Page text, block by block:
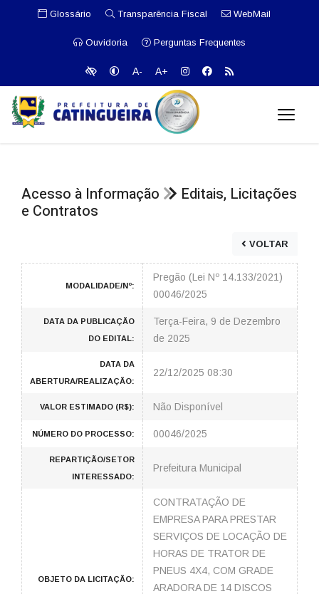
Glossário Transparência Fiscal WebMail
Ouvidoria Perguntas Frequentes
A- A+
Acesso à Informação
Editais, Licitações
e Contratos
VOLTAR
MODALIDADE/Nº:
Pregão (Lei Nº 14.133/2021)
00046/2025
DATA DA PUBLICAÇÃO
DO EDITAL:
Terça-Feira, 9 de Dezembro
de 2025
DATA DA
ABERTURA/REALIZAÇÃO:
22/12/2025 08:30
VALOR ESTIMADO (R$): Não Disponível
NÚMERO DO PROCESSO: 00046/2025
REPARTIÇÃO/SETOR
INTERESSADO:
Prefeitura Municipal
OBJETO DA LICITAÇÃO:
CONTRATAÇÃO DE
EMPRESA PARA PRESTAR
SERVIÇOS DE LOCAÇÃO DE
HORAS DE TRATOR DE
PNEUS 4X4, COM GRADE
ARADORA DE 14 DISCOS